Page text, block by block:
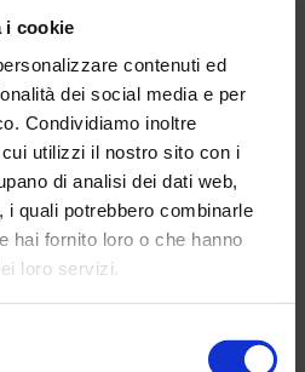
i cookie
contenuti ed
dei social media e per
Condividiamo inoltre
utilizzi il nostro sito con i
di analisi dei dati web,
i quali potrebbero combinarle
hai fornito loro o che hanno
loro servizi.
al tuo corpo. E
profumati e attenzioni
solo per te, dove ogni
equilibrio. Esci